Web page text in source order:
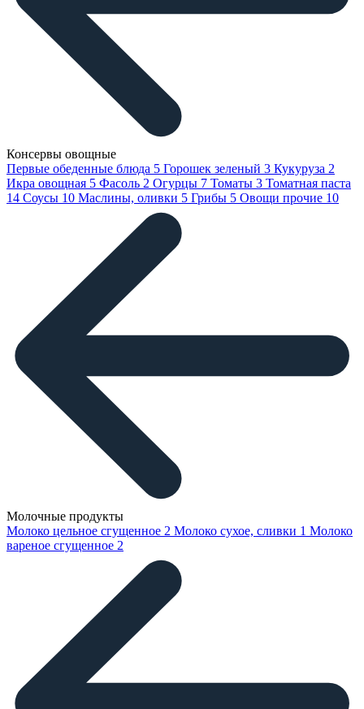
Консервы овощные
Первые обеденные блюда 5 Горошек зеленый 3 Кукуруза 2
Икра овощная 5 Фасоль 2 Огурцы 7 Томаты 3 Томатная паста
14 Соусы 10 Маслины, оливки 5 Грибы 5 Овощи прочие 10
Молочные продукты
Молоко цельное сгущенное 2 Молоко сухое, сливки 1 Молоко
вареное сгущенное 2